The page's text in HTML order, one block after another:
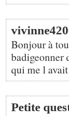
Bonjour à
badigeonner
qui me l
Petite